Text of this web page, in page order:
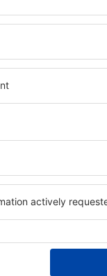
il
la
le
la
la
Quali
Gli
gratuita,
centro
anche